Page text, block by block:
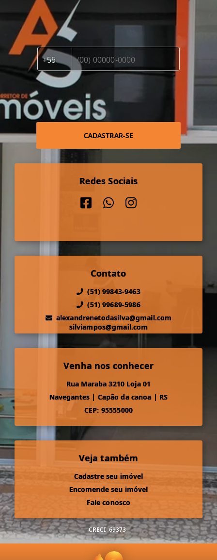
CADASTRAR-SE
Redes Sociais
Contato
(51) 99843-9463
(51) 99689-5986
alexandrenetodasilva@gmail.com
silviampos@gmail.com
Venha nos conhecer
Rua Maraba 3210 Loja 01
Navegantes | Capão da canoa | RS
CEP: 95555000
Veja também
Cadastre seu imóvel
Encomende seu imóvel
Fale conosco
CRECI 69373